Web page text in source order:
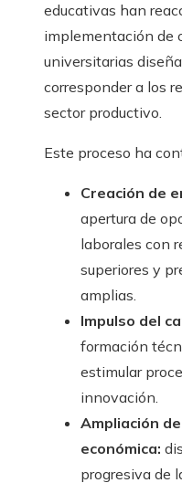
educativas han
implementación de
universitarias
corresponder a los
sector productivo.
Este proceso ha
Creación de
apertura de
laborales con
superiores y
amplias.
Impulso del
formación
estimular
innovación.
Ampliación
económica:
progresiva de